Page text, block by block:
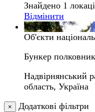
Знайдено 1
Відмінити
Insta place
Об'єкти
Бункер
Надвірнянський
область, Україна
×
Додаткові фільтри